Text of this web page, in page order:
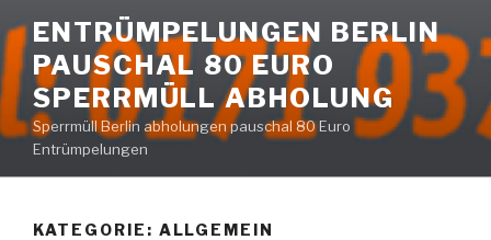
Inhalt
springen
ENTRÜMPELUNGEN BERLIN
PAUSCHAL 80 EURO
SPERRMÜLL ABHOLUNG
Sperrmüll Berlin abholungen pauschal 80 Euro
Entrümpelungen
KATEGORIE: ALLGEMEIN